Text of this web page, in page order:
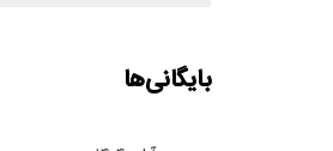
بایگانی‌ها